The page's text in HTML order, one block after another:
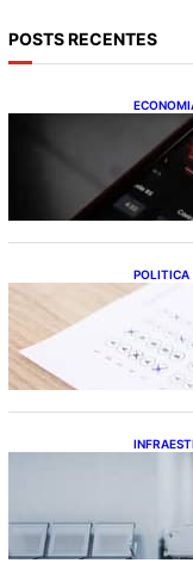
POSTS RECENTES
POLITICA
na